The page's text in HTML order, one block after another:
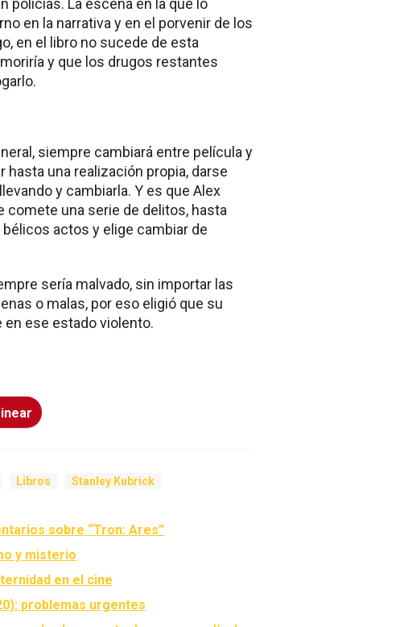
en la narrativa y en el porvenir de los
en el libro no sucede de esta
y que los drugos restantes
siempre cambiará entre película y
hasta una realización propia, darse
y cambiarla. Y es que Alex
comete una serie de delitos, hasta
actos y elige cambiar de
sería malvado, sin importar las
o malas, por eso eligió que su
ese estado violento.
Libros Stanley Kubrick
sobre “Tron: Ares”
y misterio
en el cine
problemas urgentes